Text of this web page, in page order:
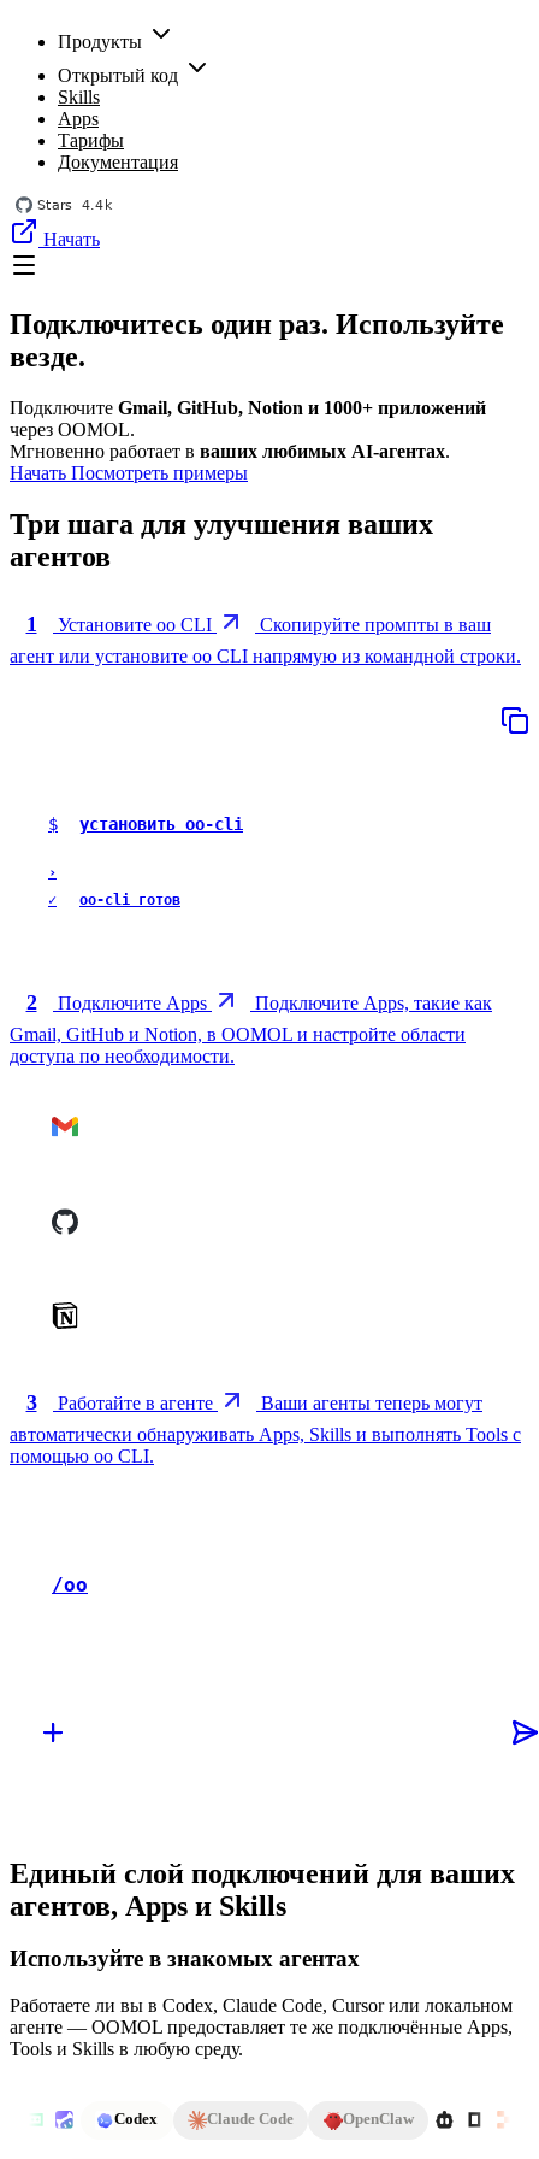
Продукты
Открытый код
Skills
Apps
Тарифы
Документация
Начать
Подключитесь один раз. Используйте
везде.
Подключите Gmail, GitHub, Notion и 1000+ приложений
через OOMOL.
Мгновенно работает в ваших любимых AI-агентах.
Начать Посмотреть примеры
Три шага для улучшения ваших
агентов
1 Установите oo CLI
Скопируйте промпты в ваш
агент или установите oo CLI напрямую из командной строки.
$ установить oo-cli
›
✓
oo-cli готов
2 Подключите Apps
Подключите Apps, такие как
Gmail, GitHub и Notion, в OOMOL и настройте области
доступа по необходимости.
3 Работайте в агенте
Ваши агенты теперь могут
автоматически обнаруживать Apps, Skills и выполнять Tools с
помощью oo CLI.
/oo
Единый слой подключений для ваших
агентов, Apps и Skills
Используйте в знакомых агентах
Работаете ли вы в Codex, Claude Code, Cursor или локальном
агенте — OOMOL предоставляет те же подключённые Apps,
Tools и Skills в любую среду.
Codex Claude Code OpenClaw